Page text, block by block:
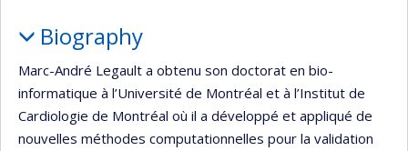
Biography
Marc-André Legault a obtenu son doctorat en bio-
informatique à l’Université de Montréal et à l’Institut de
Cardiologie de Montréal où il a développé et appliqué de
nouvelles méthodes computationnelles pour la validation